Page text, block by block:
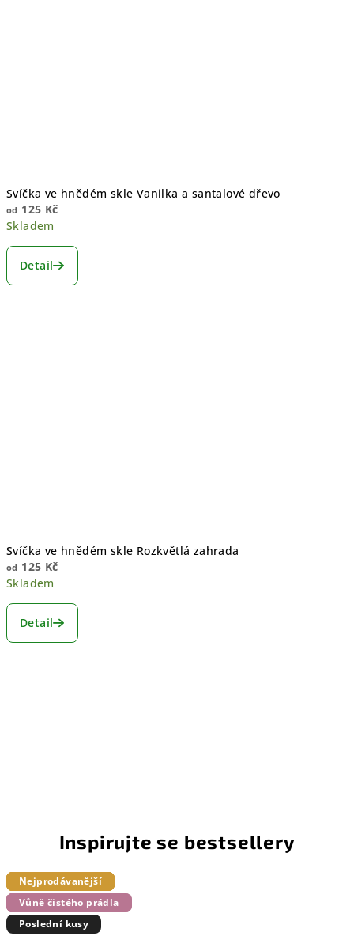
Svíčka ve hnědém skle Vanilka a santalové dřevo
od 125 Kč
Skladem
Detail
Svíčka ve hnědém skle Rozkvětlá zahrada
od 125 Kč
Skladem
Detail
Inspirujte se bestsellery
Nejprodávanější
Parfémová vůně
Nejprodávanější
Vůně čistého prádla
Nejprodávanější
Parfémová vůně
Nejprodávanější
Zimní vůně
Poslední kusy
Nejprodávanější
Parfémová vůně
Nejprodávanější
Vůně čistého prádla